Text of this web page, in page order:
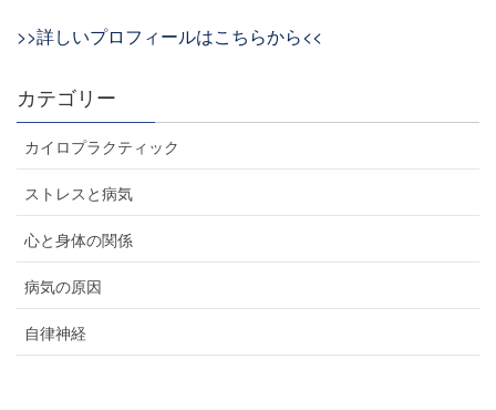
>>詳しいプロフィールはこちらから<<
カテゴリー
カイロプラクティック
ストレスと病気
心と身体の関係
病気の原因
自律神経